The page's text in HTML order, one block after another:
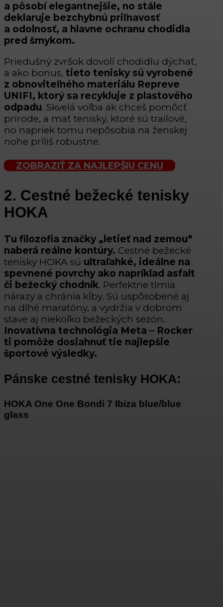
a pôsobí elegantnejšie, no stále
deklaruje bezchybnú priľnavosť
a odolnosť, a hlavne ochranu chodidla
pred šmykom.
Priedušný zvršok dovolí chodidlu dýchať,
a ako bonus, tieto tenisky sú vyrobené
z obnoviteľného materiálu Repreve
UNIFI, ktorý sa recykluje z plastového
odpadu. Skvelá voľba ak chceš pomôcť
prírode, a mať tenisky, ktoré sú trailové,
no napriek tomu nepôsobia na ženskej
nohe príliš robustne.
ZOBRAZIŤ ZA NAJLEPŠIU CENU
2. Cestné bežecké tenisky
HOKA
Tu filozofia značky „letieť nad zemou“
naberá reálne kontúry. Cestné bežecké
tenisky HOKA sú ultraľahké, ideálne na
spevnené povrchy ako napríklad asfalt
či bežecký chodník. Perfektne tlmia
nárazy a chránia kĺby. Sú uspôsobené aj
na dlhé maratóny, a vydržia v dobrom
stave aj niekoľko bežeckých sezón.
Inovatívna technológia Meta – Rocker
ti pomôže dosiahnuť tie najlepšie
športové výsledky.
Pánske cestné tenisky HOKA:
HOKA One One Bondi 7 Ibiza blue/blue
glass